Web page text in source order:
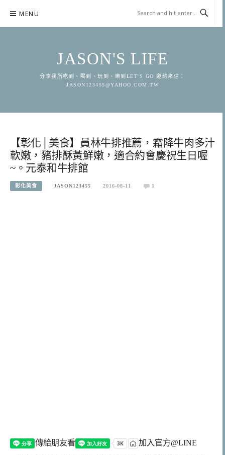
content
MENU
JASON'S LIFE
分享我所吃到、喝到、玩到、樂到LET'S GO 邀約來信：
JASON123455@YAHOO.COM.TW
【彰化│美食】員林牛排推薦，霜降牛肉多汁
軟嫩，豬排酥黃鮮嫩，適合約會慶祝生日喔
~。元泰和牛排館
彰化美食 JASON123455 2016-08-11 1
傳給朋友看 加入官方@LINE